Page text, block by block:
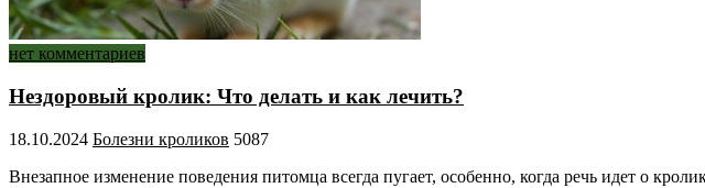
нет комментариев
Нездоровый кролик: Что делать и как лечить?
18.10.2024 Болезни кроликов 5087
Внезапное изменение поведения питомца всегда пугает, особенно, когда речь идет о